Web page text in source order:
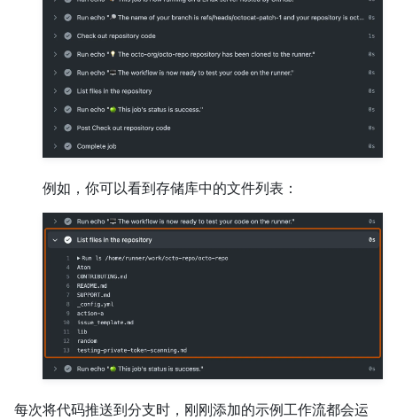
例如，你可以看到存储库中的文件列表：
每次将代码推送到分支时，刚刚添加的示例工作流都会运